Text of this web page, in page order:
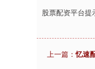
股票配资平台提
上一篇：忆速